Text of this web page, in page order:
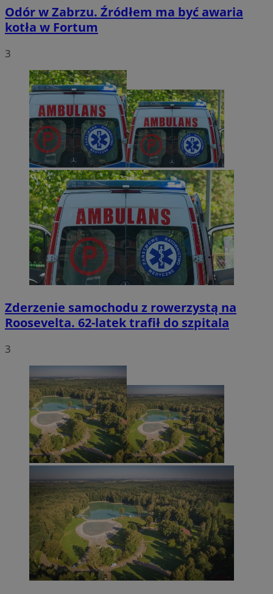
Odór w Zabrzu. Źródłem ma być awaria
kotła w Fortum
3
Zderzenie samochodu z rowerzystą na
Roosevelta. 62-latek trafił do szpitala
3